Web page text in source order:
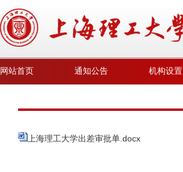
网站首页 通知公告 机构设置
上海理工大学出差审批单.docx